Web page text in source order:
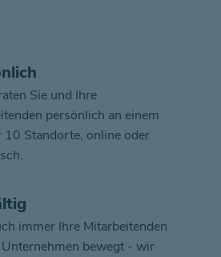
Sie und Ihre
persönlich an einem
10 Standorte, online oder
immer Ihre Mitarbeitenden
bewegt - wir